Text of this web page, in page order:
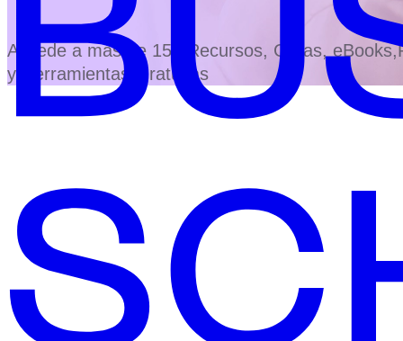
Accede a más de 150 Recursos, Guías,
y Herramientas Gratuitas